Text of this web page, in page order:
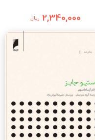
2,340,000 ریال